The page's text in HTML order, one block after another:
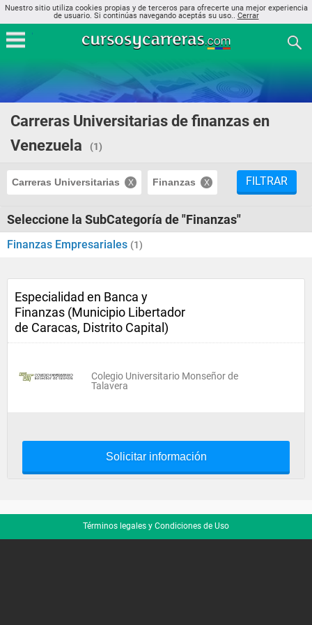
Nuestro sitio utiliza cookies propias y de terceros para ofrecerte una mejor experiencia
de usuario. Si continúas navegando aceptás su uso.. Cerrar
Carreras Universitarias de finanzas en
Venezuela
(1)
Carreras Universitarias Finanzas FILTRAR
Seleccione la SubCategoría de "Finanzas"
Finanzas Empresariales (1)
Especialidad en Banca y
Finanzas (Municipio Libertador
de Caracas, Distrito Capital)
Colegio Universitario Monseñor de
Talavera
Solicitar información
Términos legales y Condiciones de Uso